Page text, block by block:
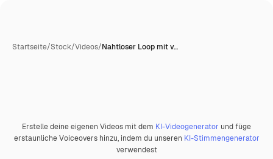
Startseite/Stock/Videos/Nahtloser Loop mit v…
Premium
Erstelle deine eigenen Videos mit dem KI-Videogenerator und füge
erstaunliche Voiceovers hinzu, indem du unseren KI-Stimmengenerator
verwendest